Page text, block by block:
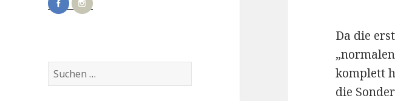
Suchen
nach:
Da die
komplett
die